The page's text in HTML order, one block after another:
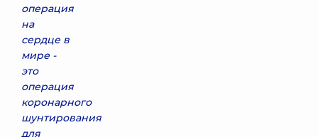
операция
на
сердце в
мире -
это
операция
коронарного
шунтирования
для